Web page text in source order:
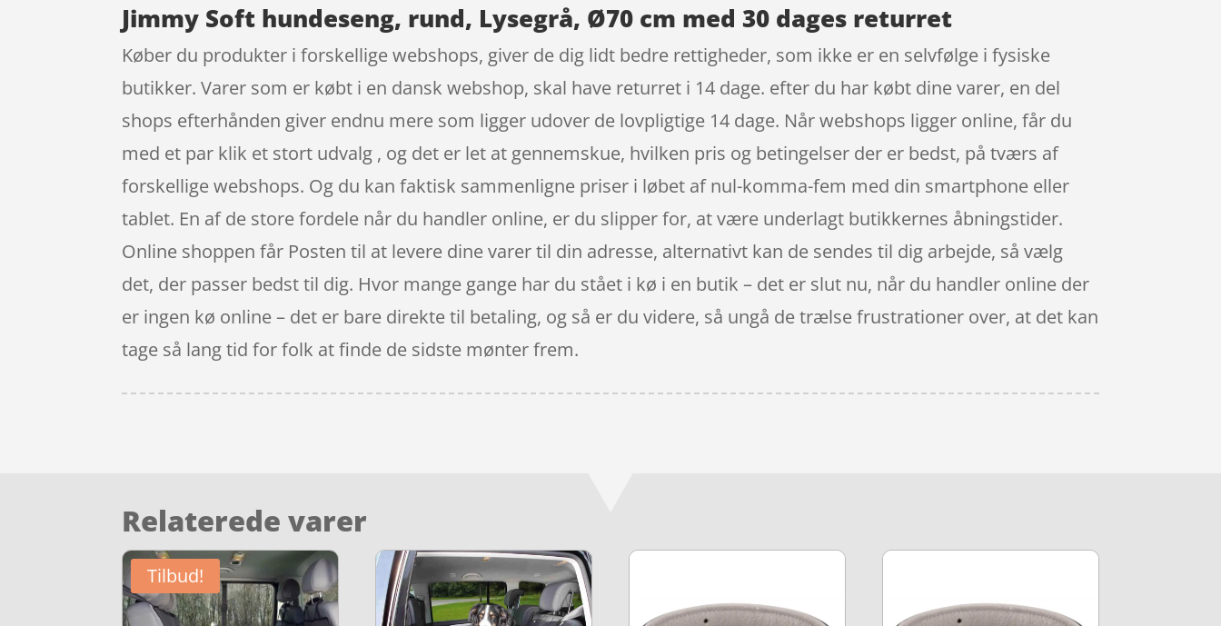
Jimmy Soft hundeseng, rund, Lysegrå, Ø70 cm med 30 dages returret
Køber du produkter i forskellige webshops, giver de dig lidt bedre rettigheder, som ikke er en selvfølge i fysiske
butikker. Varer som er købt i en dansk webshop, skal have returret i 14 dage. efter du har købt dine varer, en del
shops efterhånden giver endnu mere som ligger udover de lovpligtige 14 dage. Når webshops ligger online, får du
med et par klik et stort udvalg , og det er let at gennemskue, hvilken pris og betingelser der er bedst, på tværs af
forskellige webshops. Og du kan faktisk sammenligne priser i løbet af nul-komma-fem med din smartphone eller
tablet. En af de store fordele når du handler online, er du slipper for, at være underlagt butikkernes åbningstider.
Online shoppen får Posten til at levere dine varer til din adresse, alternativt kan de sendes til dig arbejde, så vælg
det, der passer bedst til dig. Hvor mange gange har du stået i kø i en butik – det er slut nu, når du handler online der
er ingen kø online – det er bare direkte til betaling, og så er du videre, så ungå de trælse frustrationer over, at det kan
tage så lang tid for folk at finde de sidste mønter frem.
Relaterede varer
Tilbud!